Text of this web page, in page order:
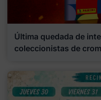
Última quedada de
coleccionistas de